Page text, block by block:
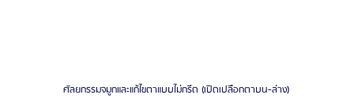
ศัลยกรรมจมูกและแก้ไขตาแบบไม่กรีด (เปิดเปลือกตาบน-ล่าง)